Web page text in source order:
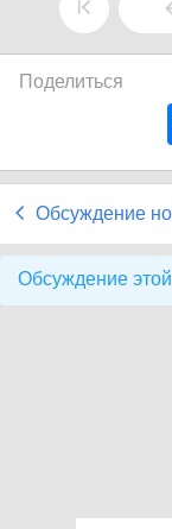
Поделиться
Обсуждение
Обсуждение